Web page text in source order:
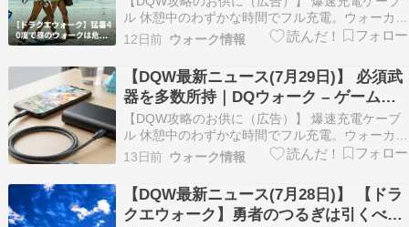
声 （自動投稿・他サイトに飛びます）
ル 休憩中のわずかな時間でフル充電。ウォーカー
の必需品です。 Amazonでチェックする 連日すご
い暑さが続いてるけど、みんなドラクエウォーク
進んでる？ 気温が40度近くまで上がると、さす
がに昼間に外を歩くのは危険すぎるよね…。 S…
12日前 ウォーク情報
【DQW最新ニュース(7月29日)】 必須武
器を多数所持｜DQウォーク – ゲームク
ラブ （自動投稿・他サイトに飛びます）
【DQW攻略のお供に（広告）】 爆速充電ケーブ
ル 休憩中のわずかな時間でフル充電。ウォーカー
の必需品です。 Amazonでチェックする ドラクエ
ウォーク楽しんでる？ 今回は必須武器がズラリと
揃った超激アツなアカウントを紹介するよ！ メタ
ルキング大剣やクロノスソードなど、旬の強力…
13日前 ウォーク情報
【DQW最新ニュース(7月28日)】 【ドラ
クエウォーク】勇者のつるぎは引くべ